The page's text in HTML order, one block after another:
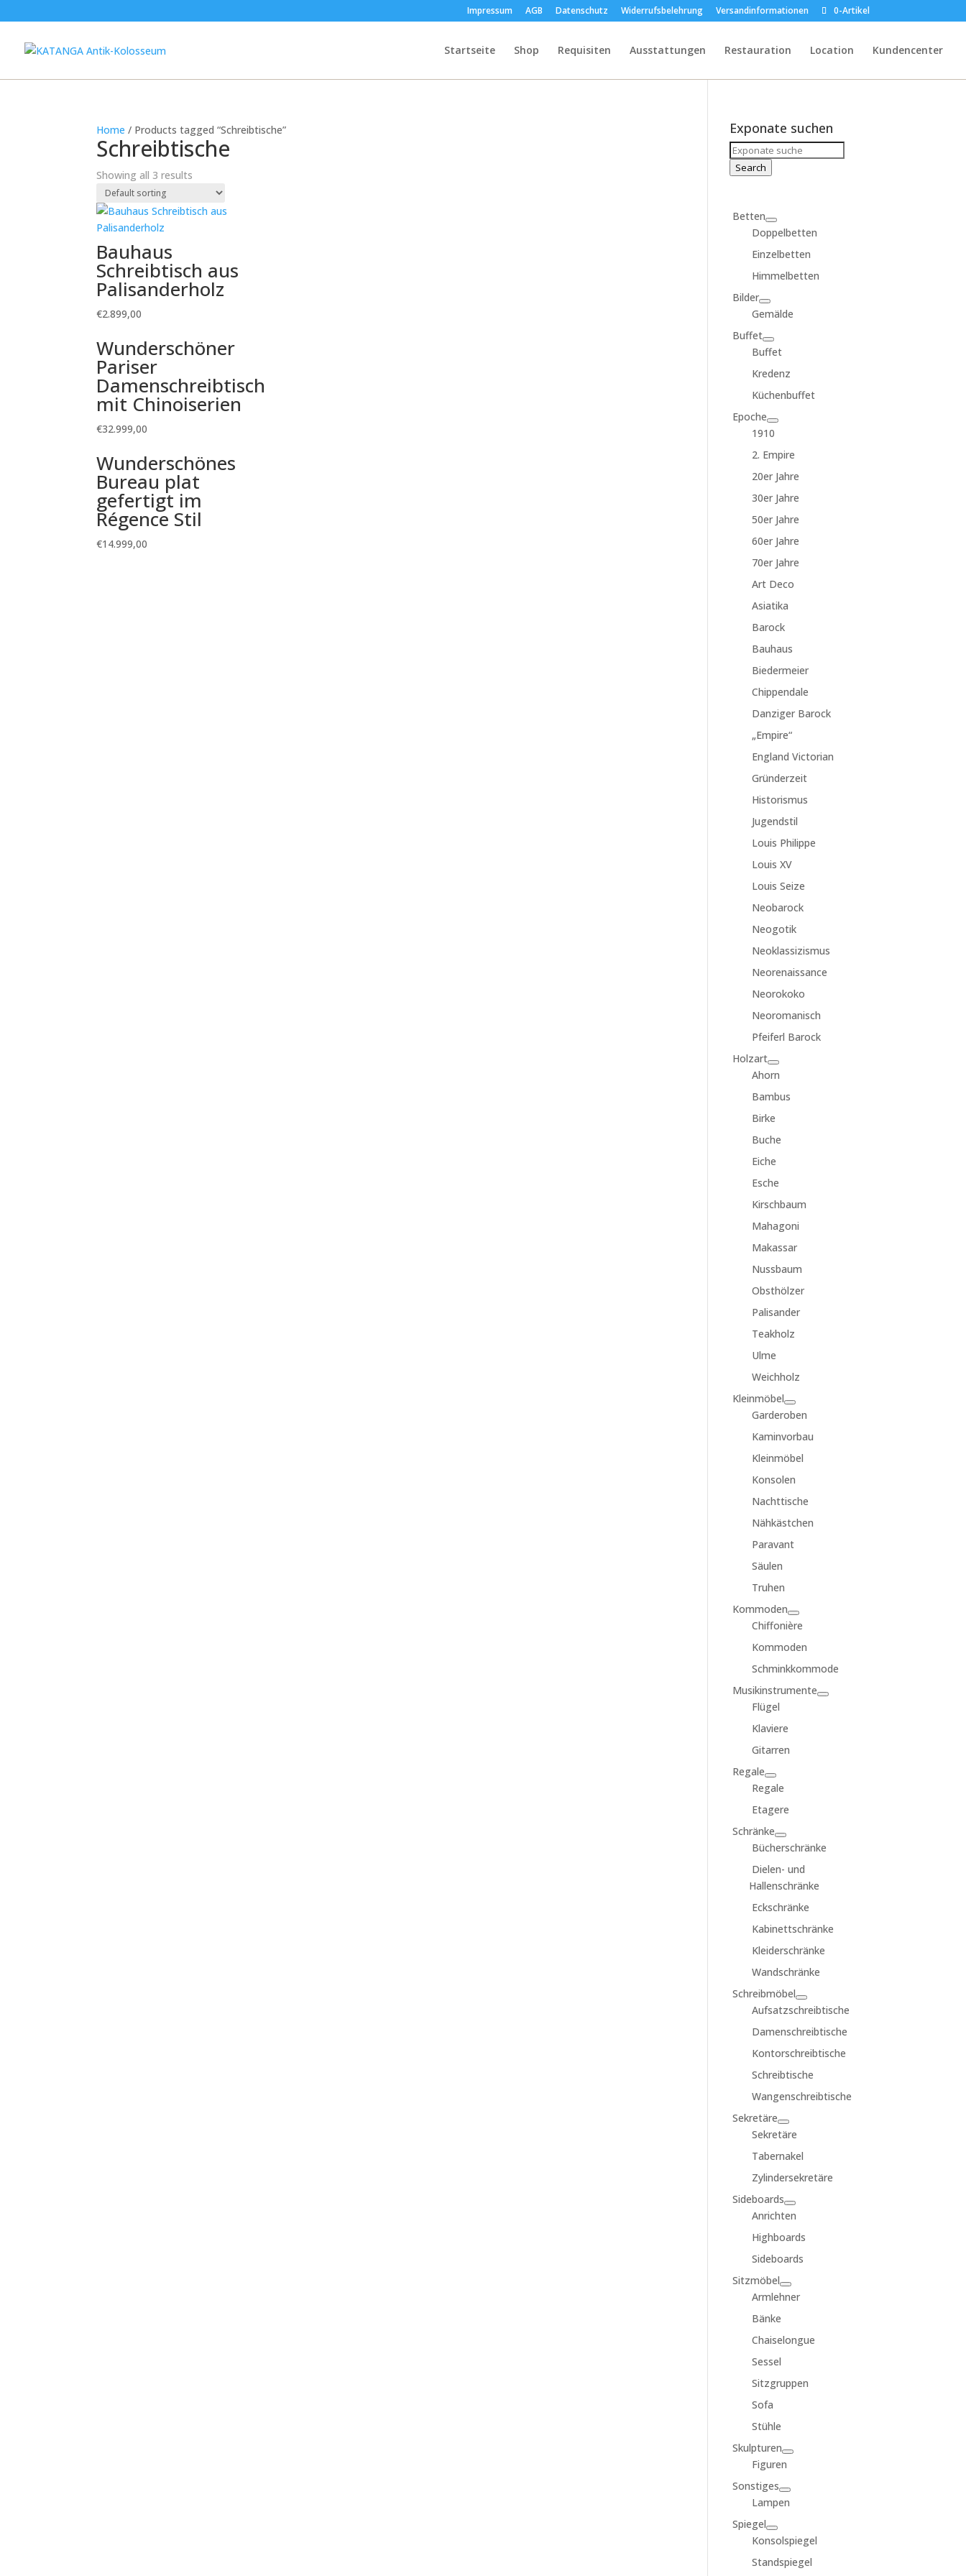
Impressum AGB Datenschutz Widerrufsbelehrung Versandinformationen 0-Artikel
Startseite Shop Requisiten Ausstattungen Restauration Location Kundencenter
Home / Products tagged “Schreibtische”
Schreibtische
Showing all 3 results
Bauhaus
Schreibtisch aus
Palisanderholz
€2.899,00
Wunderschöner
Pariser
Damenschreibtisch
mit Chinoiserien
€32.999,00
Wunderschönes
Bureau plat
gefertigt im
Régence Stil
€14.999,00
Exponate suchen
Search
for:
Search
Betten
Doppelbetten
Einzelbetten
Himmelbetten
Bilder
Gemälde
Buffet
Buffet
Kredenz
Küchenbuffet
Epoche
1910
2. Empire
20er Jahre
30er Jahre
50er Jahre
60er Jahre
70er Jahre
Art Deco
Asiatika
Barock
Bauhaus
Biedermeier
Chippendale
Danziger Barock
„Empire“
England Victorian
Gründerzeit
Historismus
Jugendstil
Louis Philippe
Louis XV
Louis Seize
Neobarock
Neogotik
Neoklassizismus
Neorenaissance
Neorokoko
Neoromanisch
Pfeiferl Barock
Holzart
Ahorn
Bambus
Birke
Buche
Eiche
Esche
Kirschbaum
Mahagoni
Makassar
Nussbaum
Obsthölzer
Palisander
Teakholz
Ulme
Weichholz
Kleinmöbel
Garderoben
Kaminvorbau
Kleinmöbel
Konsolen
Nachttische
Nähkästchen
Paravant
Säulen
Truhen
Kommoden
Chiffonière
Kommoden
Schminkkommode
Musikinstrumente
Flügel
Klaviere
Gitarren
Regale
Regale
Etagere
Schränke
Bücherschränke
Dielen- und
Hallenschränke
Eckschränke
Kabinettschränke
Kleiderschränke
Wandschränke
Schreibmöbel
Aufsatzschreibtische
Damenschreibtische
Kontorschreibtische
Schreibtische
Wangenschreibtische
Sekretäre
Sekretäre
Tabernakel
Zylindersekretäre
Sideboards
Anrichten
Highboards
Sideboards
Sitzmöbel
Armlehner
Bänke
Chaiselongue
Sessel
Sitzgruppen
Sofa
Stühle
Skulpturen
Figuren
Sonstiges
Lampen
Spiegel
Konsolspiegel
Standspiegel